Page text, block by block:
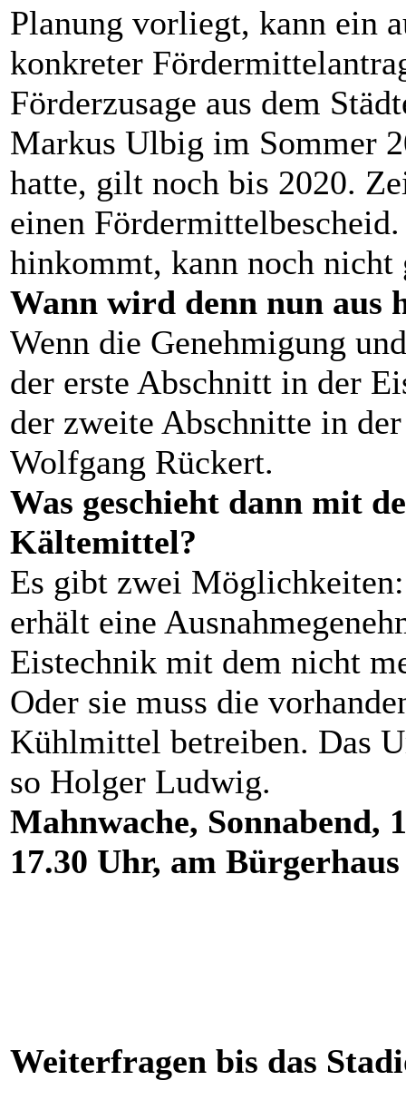
Planung vorliegt, kann ein
konkreter
Förderzusage aus dem
Markus Ulbig im Sommer
hatte, gilt noch bis 2020.
einen
hinkommt, kann noch nicht
Wann wird denn nun aus
Wenn die Genehmigung
der erste Abschnitt in der
der zweite Abschnitte in
Wolfgang Rückert.
Was geschieht dann mit
Kältemittel?
Es gibt zwei
erhält eine
Eistechnik mit dem nicht
Oder sie muss die
Kühlmittel betreiben. Das
so Holger Ludwig.
Mahnwache, Sonnabend,
17.30 Uhr, am
Weiterfragen bis das